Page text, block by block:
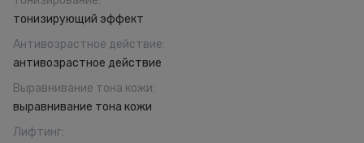
тонизирующий эффект
Антивозрастное действие:
антивозрастное действие
Выравнивание тона кожи:
выравнивание тона кожи
Лифтинг: